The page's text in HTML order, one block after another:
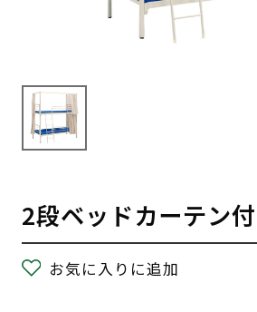
2段ベッドカーテン付
お気に入りに追加